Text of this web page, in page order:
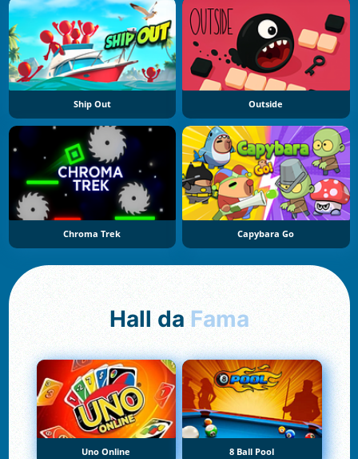
Ship Out Outside
Chroma Trek Capybara Go
Hall da Fama
Uno Online 8 Ball Pool